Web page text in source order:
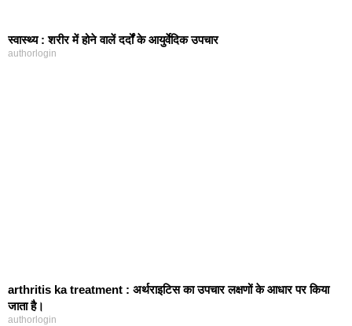
स्‍वास्‍थ्‍य : शरीर में होने वालें दर्दों के आयुर्वेदिक उपचार
authorlogin
arthritis ka treatment : अर्थराइटिस का उपचार लक्षणों के आधार पर किया
जाता है।
authorlogin